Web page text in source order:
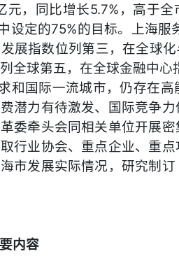
，同比增长5.7%，高于
设定的75%的目标。上海
展指数位列第三，在全球
全球第五，在全球金融中
和国际一流城市，仍存在
潜力有待激发、国际竞争
委牵头会同相关单位开展
行业协会、重点企业、重
市发展实际情况，研究制
内容